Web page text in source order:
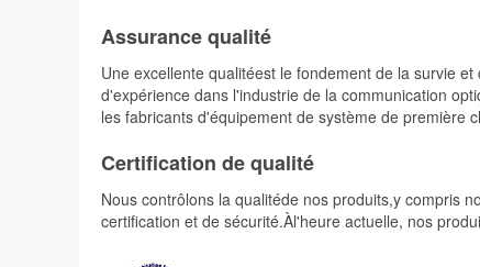
Assurance qualité
Une excellente qualitéest le fondement de la survie
d'expérience dans l'industrie de la communication
les fabricants d'équipement de système de première
Certification de qualité
Nous contrôlons la qualitéde nos produits,y compris
certification et de sécurité.Àl'heure actuelle, nos